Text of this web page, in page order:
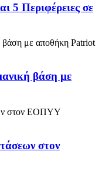
5 Περιφέρειες σε
βάση με
στον